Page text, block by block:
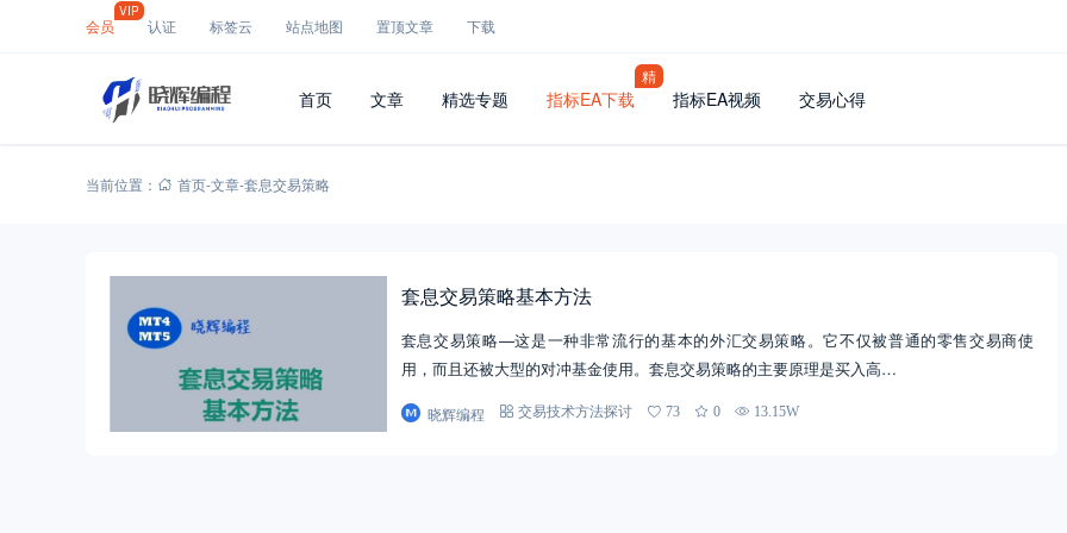
会员
VIP
认证 标签云 站点地图 置顶文章 下载
首页 文章 精选专题 指标EA下载
精
指标EA视频 交易心得
当前位置： 首页-文章-套息交易策略
套息交易策略基本方法
套息交易策略—这是一种非常流行的基本的外汇交易策略。它不仅被普通的零售交易商使
用，而且还被大型的对冲基金使用。套息交易策略的主要原理是买入高…
晓辉编程 交易技术方法探讨 73 0 13.15W